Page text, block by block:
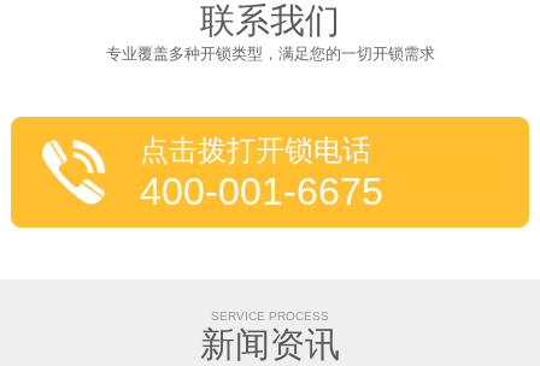
联系我们
专业覆盖多种开锁类型，满足您的一切开锁需求
点击拨打开锁电话
400-001-6675
SERVICE PROCESS
新闻资讯